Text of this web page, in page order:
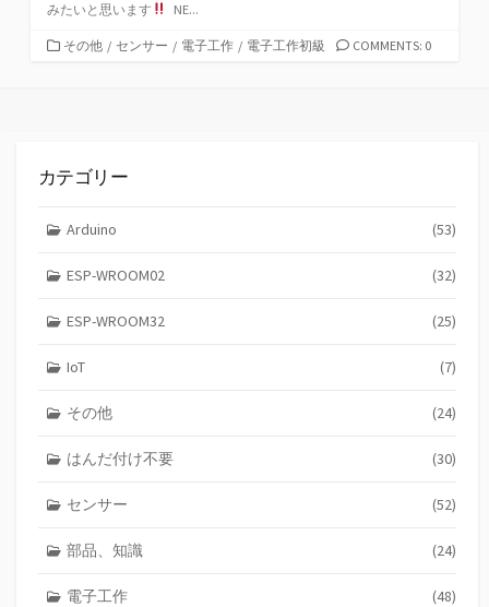
みたいと思います
NE...
カその他 / センサー / 電子工作 / 電子工作初級 COMMENTS: 0
カテゴリー
Arduino (53)
ESP-WROOM02 (32)
ESP-WROOM32 (25)
IoT (7)
その他 (24)
はんだ付け不要 (30)
センサー (52)
部品、知識 (24)
電子工作 (48)